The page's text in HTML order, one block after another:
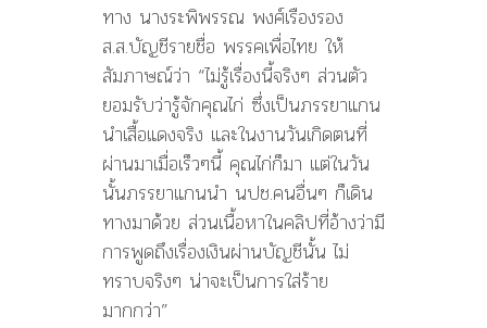
ทาง นางระพิพรรณ พงศ์เรืองรอง
ส.ส.บัญชีรายชื่อ พรรคเพื่อไทย ให้
สัมภาษณ์ว่า “ไม่รู้เรื่องนี้จริงๆ ส่วนตัว
ยอมรับว่ารู้จักคุณไก่ ซึ่งเป็นภรรยาแกน
นำเสื้อแดงจริง และในงานวันเกิดตนที่
ผ่านมาเมื่อเร็วๆนี้ คุณไก่ก็มา แต่ในวัน
นั้นภรรยาแกนนำ นปช.คนอื่นๆ ก็เดิน
ทางมาด้วย ส่วนเนื้อหาในคลิปที่อ้างว่ามี
การพูดถึงเรื่องเงินผ่านบัญชีนั้น ไม่
ทราบจริงๆ น่าจะเป็นการใส่ร้าย
มากกว่า”